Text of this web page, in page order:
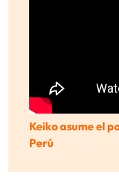
Keiko asume el
Perú